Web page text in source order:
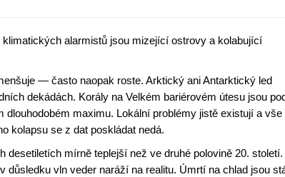
alarmistů jsou mizející ostrovy a kolabující
— často naopak roste. Arktický ani Antarktický led
dekádách. Korály na Velkém bariérovém útesu jsou
dlouhodobém maximu. Lokální problémy jistě existují a vše
kolapsu se z dat poskládat nedá.
desetiletích mírně teplejší než ve druhé polovině 20. století.
důsledku vln veder naráží na realitu. Úmrtí na chlad jsou